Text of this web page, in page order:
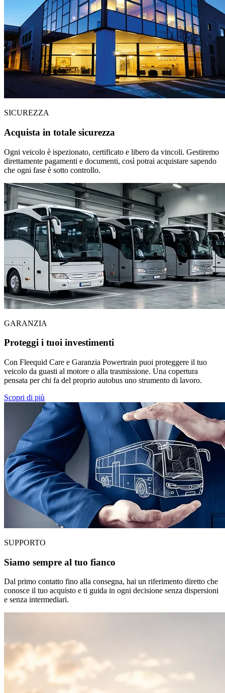
SICUREZZA
Acquista in totale sicurezza
Ogni veicolo è ispezionato, certificato e libero da vincoli. Gestiremo
direttamente pagamenti e documenti, così potrai acquistare sapendo
che ogni fase è sotto controllo.
GARANZIA
Proteggi i tuoi investimenti
Con Fleequid Care e Garanzia Powertrain puoi proteggere il tuo
veicolo da guasti al motore o alla trasmissione. Una copertura
pensata per chi fa del proprio autobus uno strumento di lavoro.
Scopri di più
SUPPORTO
Siamo sempre al tuo fianco
Dal primo contatto fino alla consegna, hai un riferimento diretto che
conosce il tuo acquisto e ti guida in ogni decisione senza dispersioni
e senza intermediari.